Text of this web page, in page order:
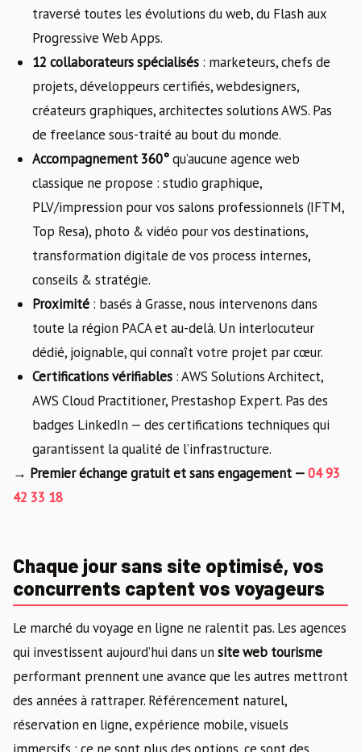
traversé toutes les évolutions du web, du Flash aux
Progressive Web Apps.
12 collaborateurs spécialisés : marketeurs, chefs de
projets, développeurs certifiés, webdesigners,
créateurs graphiques, architectes solutions AWS. Pas
de freelance sous-traité au bout du monde.
Accompagnement 360°qu’aucune agence web
classique ne propose : studio graphique,
PLV/impression pour vos salons professionnels (IFTM,
Top Resa), photo & vidéo pour vos destinations,
transformation digitale de vos process internes,
conseils & stratégie.
Proximité : basés à Grasse, nous intervenons dans
toute la région PACA et au-delà. Un interlocuteur
dédié, joignable, qui connaît votre projet par cœur.
Certifications vérifiables : AWS Solutions Architect,
AWS Cloud Practitioner, Prestashop Expert. Pas des
badges LinkedIn — des certifications techniques qui
garantissent la qualité de l’infrastructure.
→ Premier échange gratuit et sans engagement —04 93
42 33 18
Chaque jour sans site optimisé, vos
concurrents captent vos voyageurs
Le marché du voyage en ligne ne ralentit pas. Les agences
qui investissent aujourd’hui dans un site web tourisme
performant prennent une avance que les autres mettront
des années à rattraper. Référencement naturel,
réservation en ligne, expérience mobile, visuels